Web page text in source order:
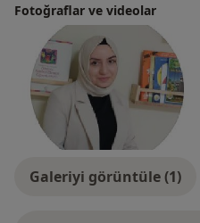
Fotoğraflar ve videolar
Galeriyi görüntüle (1)